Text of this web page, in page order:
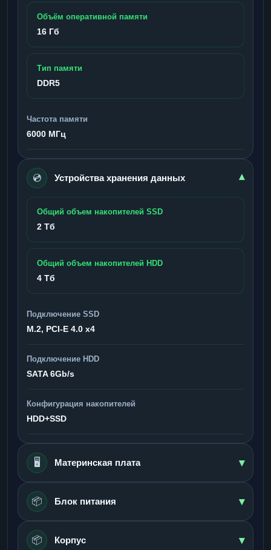
Объём оперативной памяти
16 Гб
Тип памяти
DDR5
Частота памяти
6000 МГц
💿 Устройства хранения данных ▾
Общий объем накопителей SSD
2 Тб
Общий объем накопителей HDD
4 Тб
Подключение SSD
M.2, PCI-E 4.0 x4
Подключение HDD
SATA 6Gb/s
Конфигурация накопителей
HDD+SSD
🖥️ Материнская плата ▾
📦 Блок питания ▾
📦 Корпус ▾